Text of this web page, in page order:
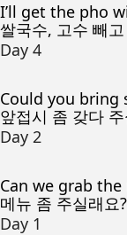
I’ll get the pho
쌀국수, 고수 빼
Day 4
Could you bring
앞접시 좀 갖다
Day 2
Can we grab
메뉴 좀 주실래요?
Day 1